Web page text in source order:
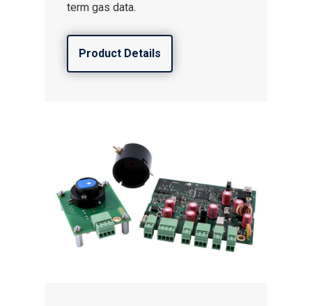
term gas data.
Product Details